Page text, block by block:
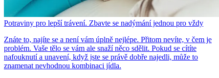
Potraviny pro lepší trávení. Zbavte se nadýmání jednou pro vždy
Znáte to, najíte se a není vám úplně nejlépe. Přitom nevíte, v čem je
problém. Vaše tělo se vám ale snaží něco sdělit. Pokud se cítíte
nafouknutí a unavení, když jste se právě dobře najedli, může to
znamenat nevhodnou kombinaci jídla.